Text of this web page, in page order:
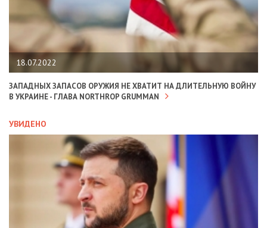
18.07.2022
ЗАПАДНЫХ ЗАПАСОВ ОРУЖИЯ НЕ ХВАТИТ НА ДЛИТЕЛЬНУЮ ВОЙНУ
В УКРАИНЕ - ГЛАВА NORTHROP GRUMMAN
УВИДЕНО